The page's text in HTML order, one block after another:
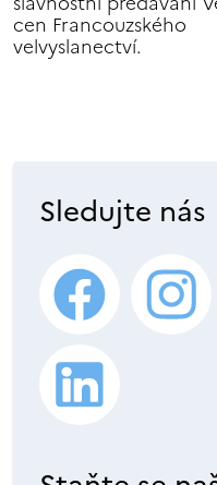
cen Francouzského
velvyslanectví.
Sledujte nás